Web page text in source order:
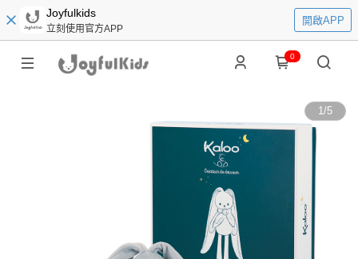
Joyfulkids
立刻使用官方APP
開啟APP
0
1/5